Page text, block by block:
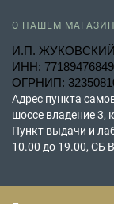
О НАШЕМ
И.П. ЖУКОВСКИЙ
ИНН:
ОГРНИП:
Адрес пункта
шоссе владение 3,
Пункт выдачи и
10.00 до 19.00, СБ